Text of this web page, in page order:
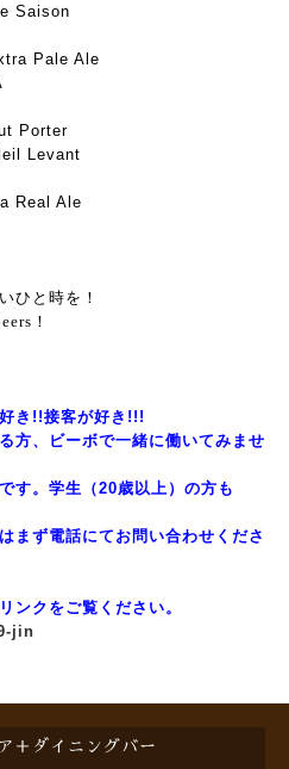
Saison
Pale Ale
Porter
Levant
Real Ale
ひと時を！
！
き!!接客が好き!!!
方、ビーボで一緒に働いてみませ
す。学生（20歳以上）の方も
まず電話にてお問い合わせくださ
ンクをご覧ください。
jin
＋ダイニングバー